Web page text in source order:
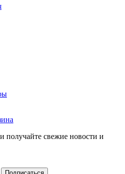
получайте свежие новости и